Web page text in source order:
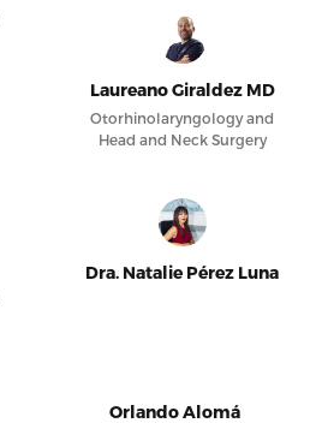
Laureano Giraldez MD
Otorhinolaryngology and
Head and Neck Surgery
Dra. Natalie Pérez Luna
Orlando Alomá